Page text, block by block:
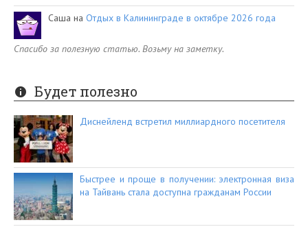
Саша на Отдых в Калининграде в октябре 2026 года
Спасибо за полезную статью. Возьму на заметку.
Будет полезно
Диснейленд встретил миллиардного посетителя
Быстрее и проще в получении: электронная виза
на Тайвань стала доступна гражданам России